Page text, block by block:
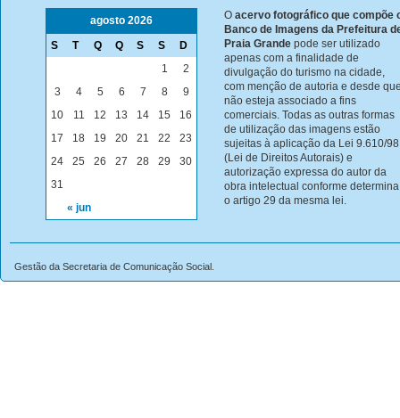
agosto 2026
S
T Q Q S S D
« jun
1
2
3
4 5 6 7 8
9
10
11 12 13 14 15
16
17
18 19 20 21 22
23
24
25 26 27 28 29
30
31
O acervo fotográfico que compõe
Banco de Imagens da Prefeitura
Praia Grande pode ser utilizado
apenas com a finalidade de
divulgação do turismo na cidade,
com menção de autoria e desde
não esteja associado a fins
comerciais. Todas as outras formas
de utilização das imagens estão
sujeitas à aplicação da Lei 9.610/98
(Lei de Direitos Autorais) e
autorização expressa do autor da
obra intelectual conforme determina
o artigo 29 da mesma lei.
Gestão da Secretaria de Comunicação Social.